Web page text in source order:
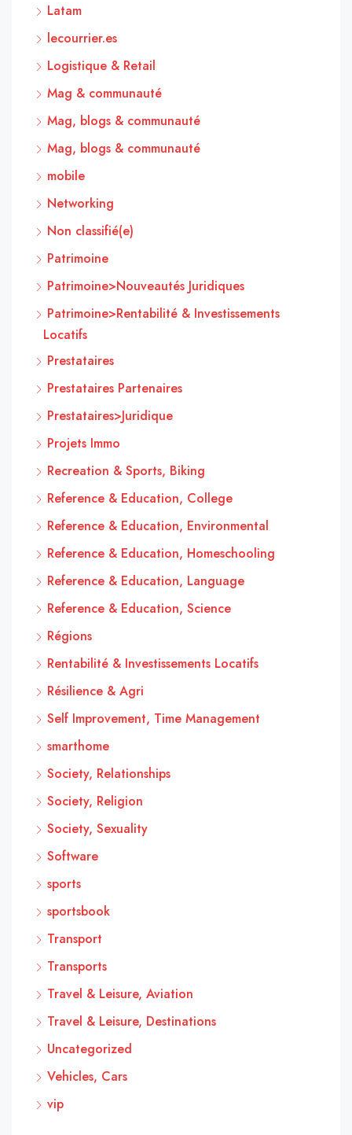
Latam
lecourrier.es
Logistique & Retail
Mag & communauté
Mag, blogs & communauté
Mag, blogs & communauté
mobile
Networking
Non classifié(e)
Patrimoine
Patrimoine>Nouveautés Juridiques
Patrimoine>Rentabilité & Investissements
Locatifs
Prestataires
Prestataires Partenaires
Prestataires>Juridique
Projets Immo
Recreation & Sports, Biking
Reference & Education, College
Reference & Education, Environmental
Reference & Education, Homeschooling
Reference & Education, Language
Reference & Education, Science
Régions
Rentabilité & Investissements Locatifs
Résilience & Agri
Self Improvement, Time Management
smarthome
Society, Relationships
Society, Religion
Society, Sexuality
Software
sports
sportsbook
Transport
Transports
Travel & Leisure, Aviation
Travel & Leisure, Destinations
Uncategorized
Vehicles, Cars
vip